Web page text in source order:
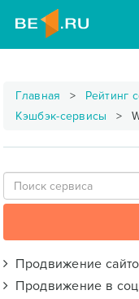
Главная Рейтинг
Кэшбэк-сервисы
Продвижение
Продвижение в